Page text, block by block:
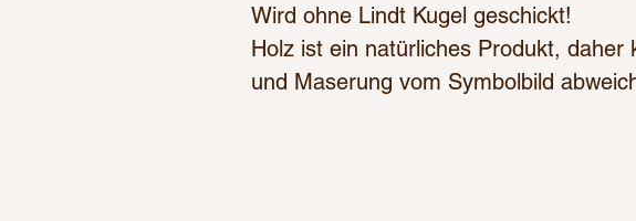
Wird ohne Lindt Kugel geschickt!
Holz ist ein natürliches Produkt, daher
und Maserung vom Symbolbild